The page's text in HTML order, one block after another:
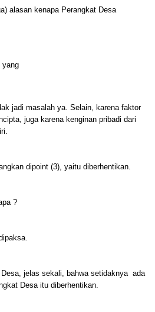
alasan kenapa Perangkat Desa
yang
jadi masalah ya. Selain, karena faktor
juga karena kenginan pribadi dari
dipoint (3), yaitu diberhentikan.
?
Desa, jelas sekali, bahwa setidaknya ada
Desa itu diberhentikan.